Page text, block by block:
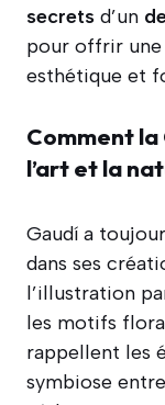
secrets d’un
pour offrir
esthétique et
Comment
l’art et la
Gaudí a
dans ses
l’illustration
les motifs
rappellent les
symbiose